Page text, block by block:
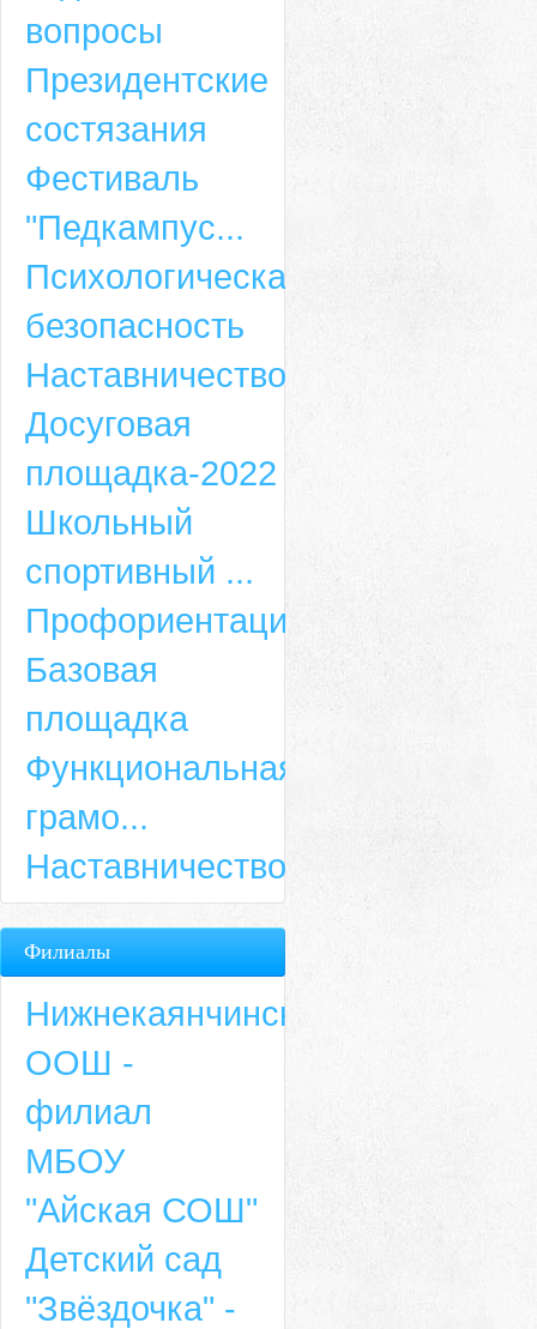
вопросы
Президентские
состязания
Фестиваль
"Педкампус...
Психологическая
безопасность
Наставничество
Досуговая
площадка-2022
Школьный
спортивный ...
Профориентация
Базовая
площадка
Функциональная
грамо...
Наставничество
Филиалы
Нижнекаянчинская
ООШ -
филиал
МБОУ
"Айская СОШ"
Детский сад
"Звёздочка" -